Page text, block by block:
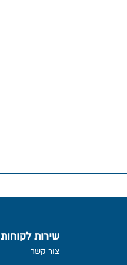
שירות לקוחות
צור קשר